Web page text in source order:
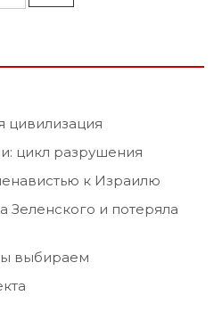
цивилизация
цикл разрушения
к Израилю
Зеленского и потеряла
выбираем